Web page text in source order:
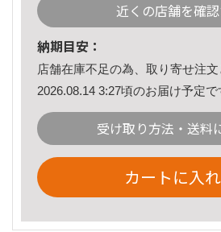
近くの店舗を確
納期目安：
店舗在庫不足の為、取り寄せ注文
2026.08.14 3:27頃のお届け予定で
受け取り方法・送料
カートに入